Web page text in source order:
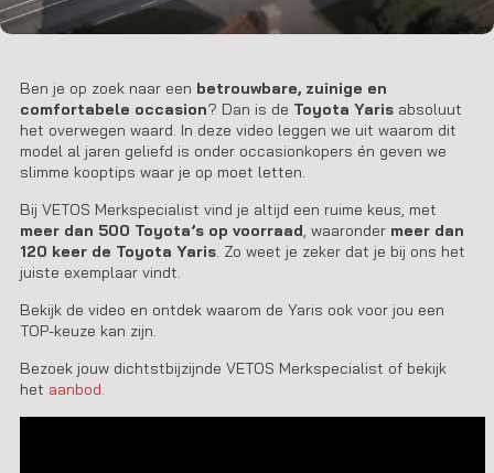
Ben je op zoek naar een betrouwbare, zuinige en
comfortabele occasion? Dan is de Toyota Yarisabsoluut
het overwegen waard. In deze video leggen we uit waarom dit
model al jaren geliefd is onder occasionkopers én geven we
slimme kooptips waar je op moet letten.
Bij VETOS Merkspecialist vind je altijd een ruime keus, met
meer dan 500 Toyota’s op voorraad, waaronder meer dan
120 keer de Toyota Yaris. Zo weet je zeker dat je bij ons het
juiste exemplaar vindt.
Bekijk de video en ontdek waarom de Yaris ook voor jou een
TOP-keuze kan zijn.
Bezoek jouw dichtstbijzijnde VETOS Merkspecialist of bekijk
het aanbod.